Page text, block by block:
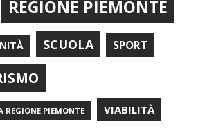
REGIONE PIEMONTE
SCUOLA SPORT
REGIONE PIEMONTE VIABILITÀ